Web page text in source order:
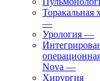
Торакальная
—
Урология —
Nova —
Хирургия